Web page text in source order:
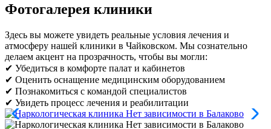
Фотогалерея клиники
Здесь вы можете увидеть реальные условия лечения и
атмосферу нашей клиники в Чайковском. Мы сознательно
делаем акцент на прозрачность, чтобы вы могли:
✔ Убедиться в комфорте палат и кабинетов
✔ Оценить оснащение медицинским оборудованием
✔ Познакомиться с командой специалистов
✔ Увидеть процесс лечения и реабилитации